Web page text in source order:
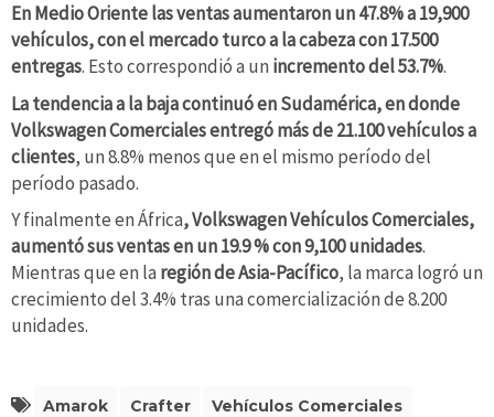
En Medio Oriente las ventas aumentaron un 47.8% a 19,900
vehículos, con el mercado turco a la cabeza con 17.500
entregas. Esto correspondió a un incremento del 53.7%.
La tendencia a la baja continuó en Sudamérica, en donde
Volkswagen Comerciales entregó más de 21.100 vehículos a
clientes, un 8.8% menos que en el mismo período del
período pasado.
Y finalmente en África, Volkswagen Vehículos Comerciales,
aumentó sus ventas en un 19.9 % con 9,100 unidades.
Mientras que en la región de Asia-Pacífico, la marca logró un
crecimiento del 3.4% tras una comercialización de 8.200
unidades.
Amarok Crafter Vehículos Comerciales